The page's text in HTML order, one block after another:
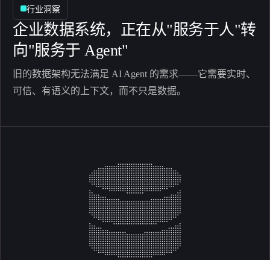
行业洞察
企业数据系统，正在从"服务于人"转
向"服务于 Agent"
旧的数据架构无法满足 AI Agent 的需求——它需要实时、
可信、有语义的上下文，而不只是数据。